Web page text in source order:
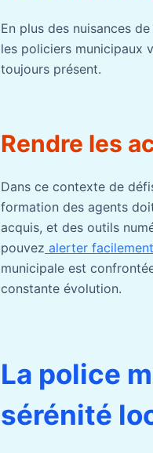
En plus des nuisances
les policiers municipaux
toujours présent.
Rendre les
Dans ce contexte de
formation des agents
acquis, et des outils
pouvez alerter
municipale est
constante évolution.
La police
sérénité